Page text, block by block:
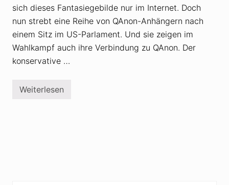
sich dieses Fantasiegebilde nur im Internet. Doch
nun strebt eine Reihe von QAnon-Anhängern nach
einem Sitz im US-Parlament. Und sie zeigen im
Wahlkampf auch ihre Verbindung zu QAnon. Der
konservative …
Q
Weiterlesen